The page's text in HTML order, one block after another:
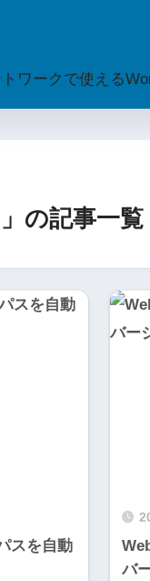
ワークで使える
の記事一覧
スを自動
バ